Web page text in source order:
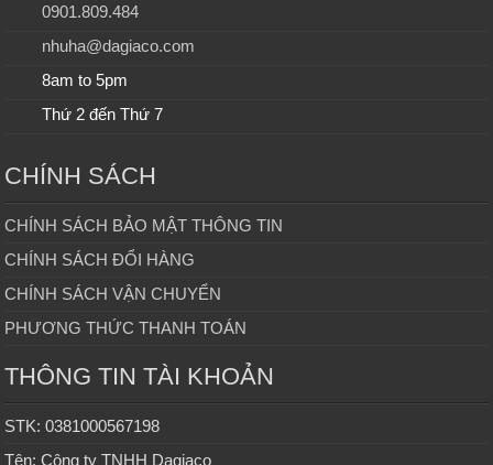
0901.809.484
nhuha@dagiaco.com
8am to 5pm
Thứ 2 đến Thứ 7
CHÍNH SÁCH
CHÍNH SÁCH BẢO MẬT THÔNG TIN
CHÍNH SÁCH ĐỔI HÀNG
CHÍNH SÁCH VẬN CHUYỂN
PHƯƠNG THỨC THANH TOÁN
THÔNG TIN TÀI KHOẢN
STK: 0381000567198
Tên: Công ty TNHH Dagiaco